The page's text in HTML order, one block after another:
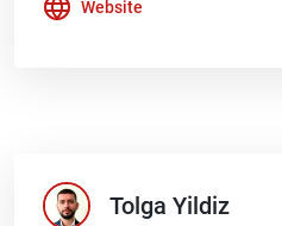
Website
Tolga Yildiz